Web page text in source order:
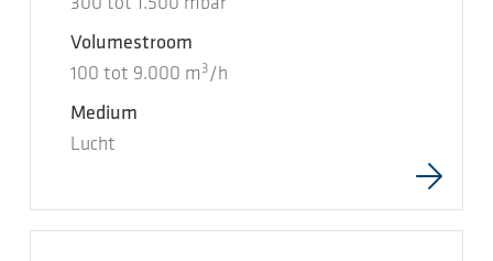
300 tot 1.500 mbar
Volumestroom
100 tot 9.000 m 3 /h
Medium
Lucht